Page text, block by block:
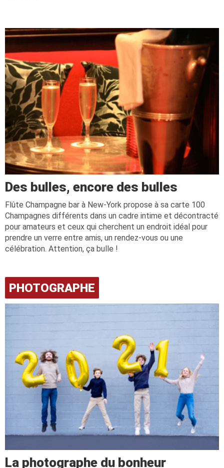
Des bulles, encore des bulles
Flûte Champagne bar à New-York propose à sa carte 100
Champagnes différents dans un cadre intime et décontracté
pour amateurs et ceux qui cherchent un endroit idéal pour
prendre un verre entre amis, un rendez-vous ou une
célébration. Attention, ça bulle !
PHOTOGRAPHE
La photographe du bonheur